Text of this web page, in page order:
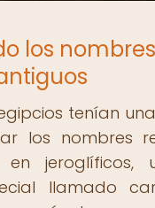
los
tenían
los nombres
en jeroglíficos,
llamado